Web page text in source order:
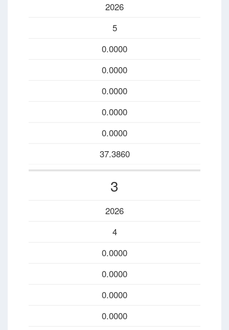
2026
5
0.0000
0.0000
0.0000
0.0000
0.0000
37.3860
3
2026
4
0.0000
0.0000
0.0000
0.0000